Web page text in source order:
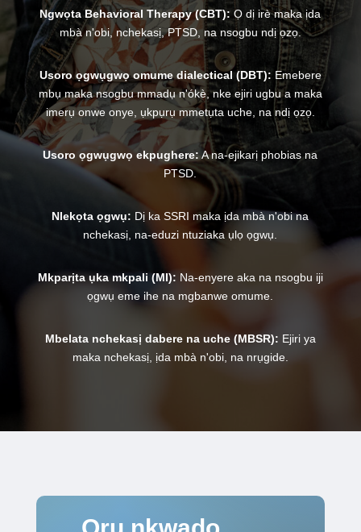
Ngwọta Behavioral Therapy (CBT):Ọ dị irè maka ịda
mbà n'obi, nchekasị, PTSD, na nsogbu ndị ọzọ.
Usoro ọgwụgwọ omume dialectical (DBT): Emebere
mbụ maka nsogbu mmadụ n'ókè, nke ejiri ugbu a maka
imerụ onwe onye, ụkpụrụ mmetụta uche, na ndị ọzọ.
Usoro ọgwụgwọ ekpughere: A na-ejikarị phobias na
PTSD.
Nlekọta ọgwụ: Dị ka SSRI maka ịda mbà n'obi na
nchekasị, na-eduzi ntuziaka ụlọ ọgwụ.
Mkparịta ụka mkpali (MI): Na-enyere aka na nsogbu iji
ọgwụ eme ihe na mgbanwe omume.
Mbelata nchekasị dabere na uche (MBSR): Ejiri ya
maka nchekasị, ịda mbà n'obi, na nrụgide.